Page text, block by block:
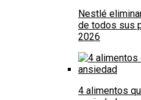
Nestlé
de todos sus
2026
4 alimentos